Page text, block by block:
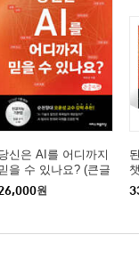
신은 AI를 어디까지
을 수 있나요? (큰글
책)
원